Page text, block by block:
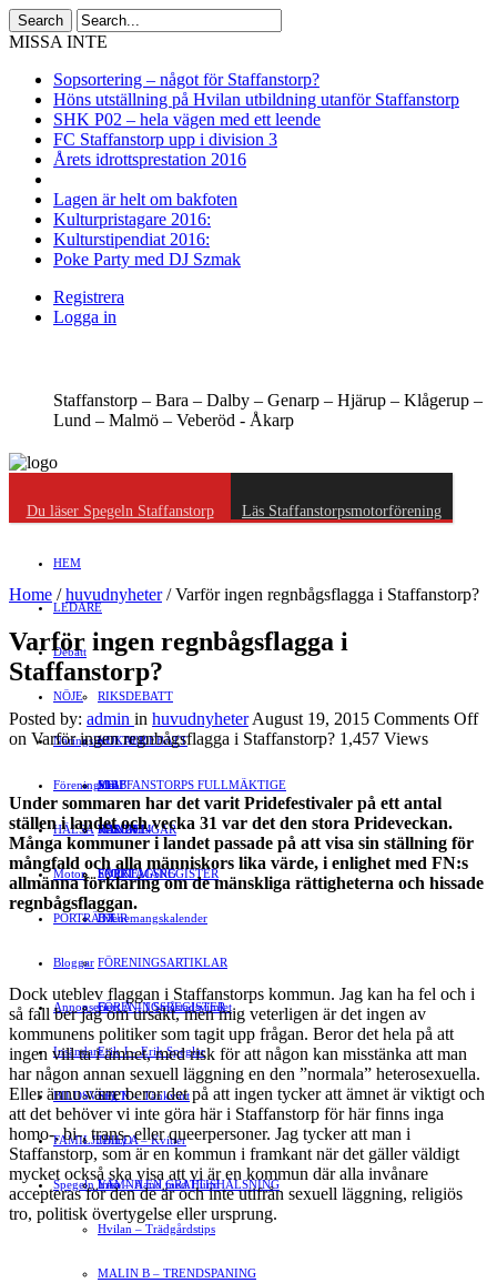
MISSA INTE
Sopsortering – något för Staffanstorp?
Höns utställning på Hvilan utbildning utanför Staffanstorp
SHK P02 – hela vägen med ett leende
FC Staffanstorp upp i division 3
Årets idrottsprestation 2016
Lagen är helt om bakfoten
Kulturpristagare 2016:
Kulturstipendiat 2016:
Poke Party med DJ Szmak
Registrera
Logga in
Staffanstorp – Bara – Dalby – Genarp – Hjärup – Klågerup –
Lund – Malmö – Veberöd - Åkarp
Du läser Spegeln Staffanstorp Läs Staffanstorpsmotorförening
HEM
LEDARE
Debatt
RIKSDEBATT
LOKALDEBATT
STAFFANSTORPS FULLMÄKTIGE
VAL 2014
NÖJE
KULTUR
Mat
RESOR
EVENEMANG
Evenemangskalender
Näringsliv
JOBB
HANDEL
FÖRETAGSREGISTER
Föreningsliv
FÖRENINGAR
SPORT
DJUR
FÖRENINGSARTIKLAR
FÖRENINGSREGISTER
HÄLSA
Motor
PORTRÄTT
Bloggar
Gert Å – I Småstadsvimlet
Erik J – Erik Speglar
Stig N – Tänkvärt
Jenny A – Kvitter
Yrsa – Hand med Hund
Hvilan – Trädgårdstips
MALIN B – TRENDSPANING
Annonsera
Insändare
BILDSVEPET
FAMILJEBILD
LÄMNA EN GRATTISHÄLSNING
Spegeln Info
Home /huvudnyheter/Varför ingen regnbågsflagga i Staffanstorp?
Varför ingen regnbågsflagga i
Staffanstorp?
Posted by: admin in huvudnyheter August 19, 2015 Comments Off
on Varför ingen regnbågsflagga i Staffanstorp? 1,457 Views
Under sommaren har det varit Pridefesti­valer på ett antal
ställen i landet och vecka 31 var det den stora Prideveckan.
Många kommuner i landet passade på att visa sin ställning för
mångfald och alla människors lika värde, i enlighet med FN:s
allmänna förklaring om de mänskliga rättigheterna och hissade
regnbågsflaggan.
Dock uteblev flaggan i Staffanstorps kommun. Jag kan ha fel och i
så fall ber jag om ursäkt, men mig veterligen är det ingen av
kommu­nens politiker som tagit upp frågan. Beror det hela på att
ingen vill ta i ämnet, med risk för att någon kan misstänka att man
har någon annan sexuell läggning en den ”normala” heterosexuella.
Eller ännu värre beror det på att ingen tycker att ämnet är viktigt och
att det behöver vi inte göra här i Staffanstorp för här finns inga
homo-, bi-, trans- eller queerperso­ner. Jag tycker att man i
Staffanstorp, som är en kommun i framkant när det gäller väldigt
mycket också ska visa att vi är en kommun där alla invånare
accepteras för den de är och inte utifrån sexuell läggning, religiös
tro, politisk övertygelse eller ursprung.